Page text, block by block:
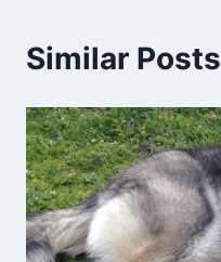
Similar Posts